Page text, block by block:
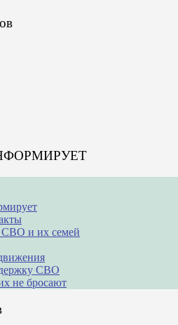
СВО и их семей
СВО
не бросают